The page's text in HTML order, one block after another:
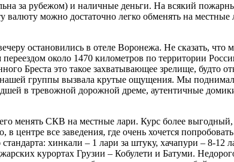
за рубежом) и наличные деньги. На всякий
валюту можно достаточно легко обменять на
остановились в отеле Воронежа. Не сказать, что
около 1470 километров по территории
Бреста это такое захватывающее зрелище, будто
нашей группы вызвала крутые ощущения. Мы
в тревожной дорожной дреме, аутентичные
менять СКВ на местные лари. Курс более
все заведения, где очень хочется
хинкали – 1 лари за штуку, хачапури – 8-12
курортах Грузии – Кобулети и Батуми.